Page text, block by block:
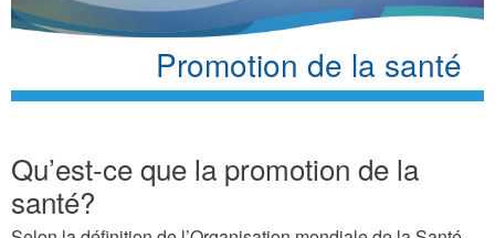
Promotion de la santé
Qu’est-ce que la promotion de la
santé?